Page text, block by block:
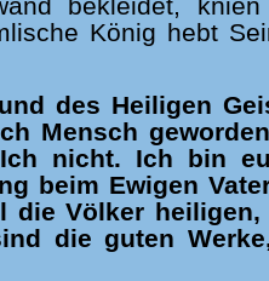
bekleidet,
König hebt
des Heiligen
Mensch
nicht. Ich bin
beim Ewigen
Völker
die guten